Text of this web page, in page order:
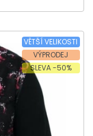
VĚTŠÍ VELIKOSTI
VÝPRODEJ
SLEVA -50%